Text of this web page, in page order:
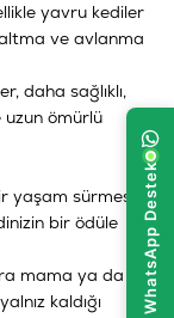
yavru kediler
ve avlanma
daha sağlıklı,
ömürlü
yaşam sürmesine
bir ödüle
mama ya da
kaldığı